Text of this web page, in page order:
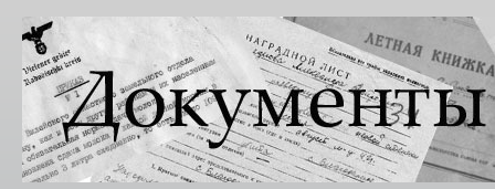
Документы
XX века
Всемирная
история в
Интернете